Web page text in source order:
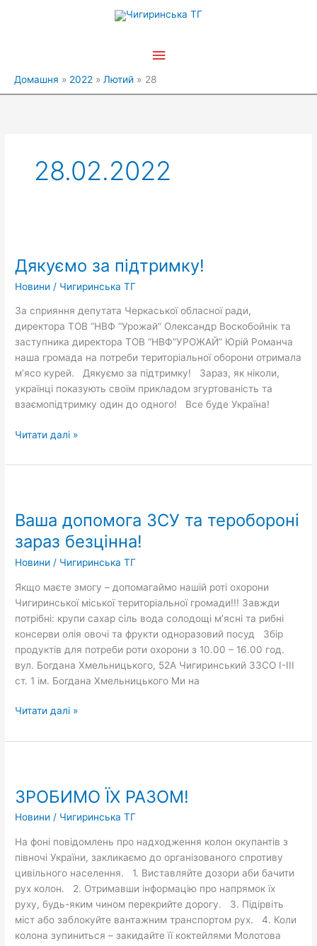
Головне
Домашня 2022 Лютий 28
28.02.2022
Дякуємо за підтримку!
Новини / Чигиринська ТГ
За сприяння депутата Черкаської обласної ради,
директора ТОВ “НВФ “Урожай” Олександр Воскобойнік та
заступника директора ТОВ “НВФ”УРОЖАЙ” Юрій Романча
наша громада на потреби територіальної оборони отримала
м’ясо курей. Дякуємо за підтримку! Зараз, як ніколи,
українці показують своїм прикладом згуртованість та
взаємопідтримку один до одного! Все буде Україна!
підтримку!
Читати далі »
Ваша допомога ЗСУ та теробороні
зараз безцінна!
Новини / Чигиринська ТГ
Якщо маєте змогу – допомагаймо нашій роті охорони
Чигиринської міської територіальної громади!!! Завжди
потрібні: крупи сахар сіль вода солодощі м’ясні та рибні
консерви олія овочі та фрукти одноразовий посуд Збір
продуктів для потреби роти охорони з 10.00 – 16.00 год.
вул. Богдана Хмельницького, 52А Чигиринський ЗЗСО І-ІІІ
ст. 1 ім. Богдана Хмельницького Ми на
ЗСУ
теробороні
зараз
Читати далі »
ЗРОБИМО ЇХ РАЗОМ!
Новини / Чигиринська ТГ
На фоні повідомлень про надходження колон окупантів з
півночі України, закликаємо до організованого спротиву
цивільного населення. 1. Виставляйте дозори аби бачити
рух колон. 2. Отримавши інформацію про напрямок їх
руху, будь-яким чином перекрийте дорогу. 3. Підірвіть
міст або заблокуйте вантажним транспортом рух. 4. Коли
колона зупиниться – закидайте її коктейлями Молотова
РАЗОМ!